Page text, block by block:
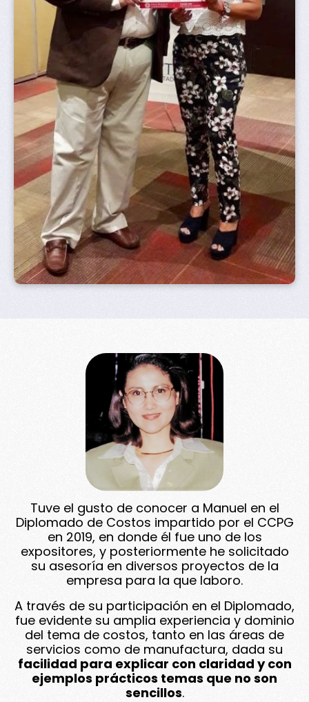
Tuve el gusto de conocer a Manuel en el
Diplomado de Costos impartido por el CCPG
en 2019, en donde él fue uno de los
expositores, y posteriormente he solicitado
su asesoría en diversos proyectos de la
empresa para la que laboro.
A través de su participación en el Diplomado,
fue evidente su amplia experiencia y dominio
del tema de costos, tanto en las áreas de
servicios como de manufactura, dada su
facilidad para explicar con claridad y con
ejemplos prácticos temas que no son
sencillos.